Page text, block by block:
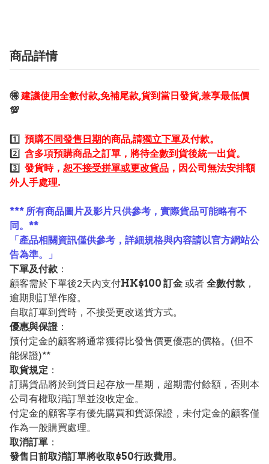
商品詳情
🉐建議使用全數付款,免補尾款,貨到當日發貨,兼享最低價
💯
1️⃣ 預購不同發售日期的商品,請獨立下單及付款。
2️⃣ 含多項預購商品之訂單，將待全數到貨後統一出貨。
3️⃣ 發貨時， 恕不接受拼單或更改貨品 ，因公司無法安排額
外人手處理.
*** 所有商品圖片及影片只供參考，實際貨品可能略有不
同。**
「產品相關資訊僅供參考，詳細規格與內容請以官方網站公
告為準。」
下單及付款 ：
顧客需於下單後2天內支付HK$100 訂金 或者 全數付款 ，
逾期則訂單作廢。
自取訂單到貨時，不接受更改送貨方式。
優惠與保證：
預付定金的顧客將通常獲得比發售價更優惠的價格。(但不
能保證)**
取貨規定 ：
訂購貨品將於到貨日起存放一星期，超期需付餘額，否則本
公司有權取消訂單並沒收定金。
付定金的顧客享有優先購買和貨源保證，未付定金的顧客僅
作為一般購買處理。
取消訂單 ：
發售日前取消訂單將收取$50行政費用。